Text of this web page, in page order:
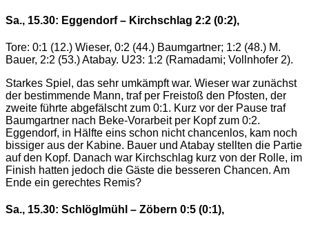
Sa., 15.30: Eggendorf – Kirchschlag 2:2 (0:2),
Tore: 0:1 (12.) Wieser, 0:2 (44.) Baumgartner; 1:2 (48.) M.
Bauer, 2:2 (53.) Atabay. U23: 1:2 (Ramadami; Vollnhofer 2).
Starkes Spiel, das sehr umkämpft war. Wieser war zunächst
der bestimmende Mann, traf per Freistoß den Pfosten, der
zweite führte abgefälscht zum 0:1. Kurz vor der Pause traf
Baumgartner nach Beke-Vorarbeit per Kopf zum 0:2.
Eggendorf, in Hälfte eins schon nicht chancenlos, kam noch
bissiger aus der Kabine. Bauer und Atabay stellten die Partie
auf den Kopf. Danach war Kirchschlag kurz von der Rolle, im
Finish hatten jedoch die Gäste die besseren Chancen. Am
Ende ein gerechtes Remis?
Sa., 15.30: Schlöglmühl – Zöbern 0:5 (0:1),